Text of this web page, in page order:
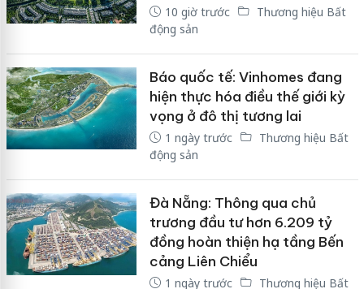
10 giờ trước
Thương hiệu Bất
động sản
Báo quốc tế: Vinhomes đang
hiện thực hóa điều thế giới kỳ
vọng ở đô thị tương lai
1 ngày trước
Thương hiệu Bất
động sản
Đà Nẵng: Thông qua chủ
trương đầu tư hơn 6.209 tỷ
đồng hoàn thiện hạ tầng Bến
cảng Liên Chiểu
1 ngày trước
Thương hiệu Bất